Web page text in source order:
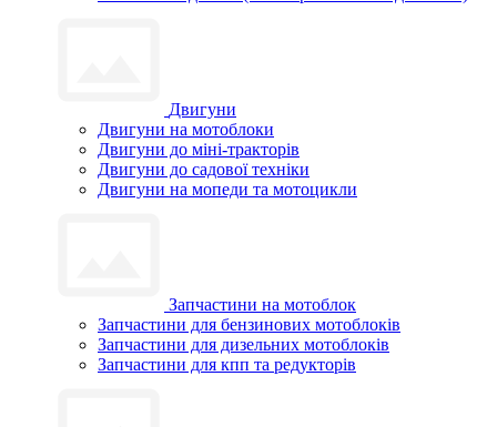
Двигуни
Двигуни на мотоблоки
Двигуни до міні-тракторів
Двигуни до садової техніки
Двигуни на мопеди та мотоцикли
Запчастини на мотоблок
Запчастини для бензинових мотоблоків
Запчастини для дизельних мотоблоків
Запчастини для кпп та редукторів